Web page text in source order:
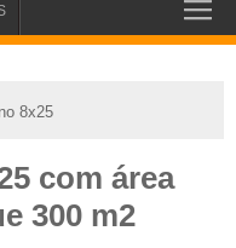
8x25
com área
300 m2